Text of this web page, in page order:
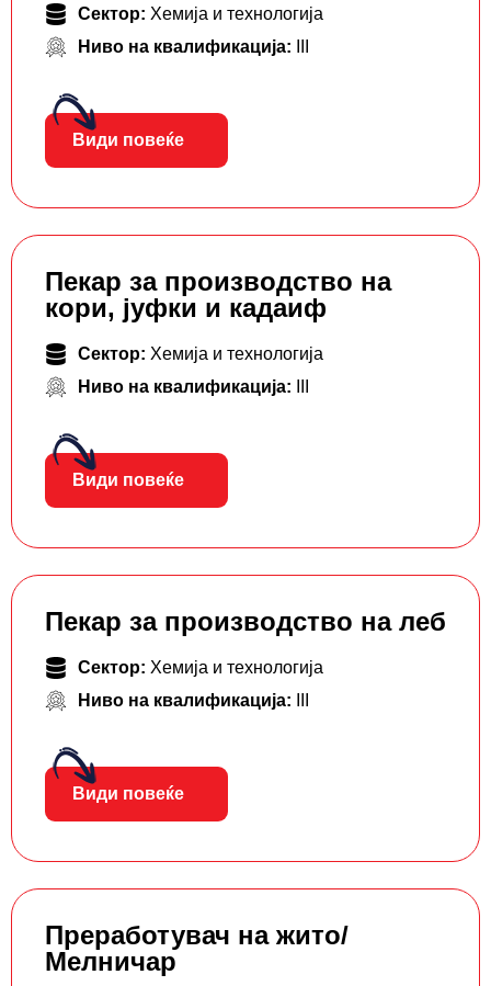
Сектор: Хемија и технологија
Ниво на квалификација:
Види повеќе
Пекар за производство на
кори, јуфки и кадаиф
Сектор: Хемија и технологија
Ниво на квалификација:
Види повеќе
Пекар за производство на леб
Сектор: Хемија и технологија
Ниво на квалификација:
Види повеќе
Преработувач на жито/
Мелничар